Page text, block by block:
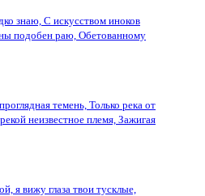
знаю, С искусством иноков
подобен раю, Обетованному
темень, Только река от
неизвестное племя, Зажигая
я вижу глаза твои тусклые,